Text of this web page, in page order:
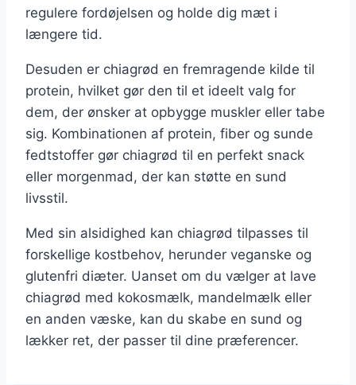
regulere fordøjelsen og holde dig mæt i
længere tid.
Desuden er chiagrød en fremragende kilde til
protein, hvilket gør den til et ideelt valg for
dem, der ønsker at opbygge muskler eller tabe
sig. Kombinationen af protein, fiber og sunde
fedtstoffer gør chiagrød til en perfekt snack
eller morgenmad, der kan støtte en sund
livsstil.
Med sin alsidighed kan chiagrød tilpasses til
forskellige kostbehov, herunder veganske og
glutenfri diæter. Uanset om du vælger at lave
chiagrød med kokosmælk, mandelmælk eller
en anden væske, kan du skabe en sund og
lækker ret, der passer til dine præferencer.